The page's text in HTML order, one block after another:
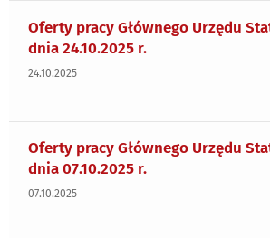
Oferty pracy Głównego Urzędu
dnia 24.10.2025 r.
24.10.2025
Oferty pracy Głównego Urzędu
dnia 07.10.2025 r.
07.10.2025